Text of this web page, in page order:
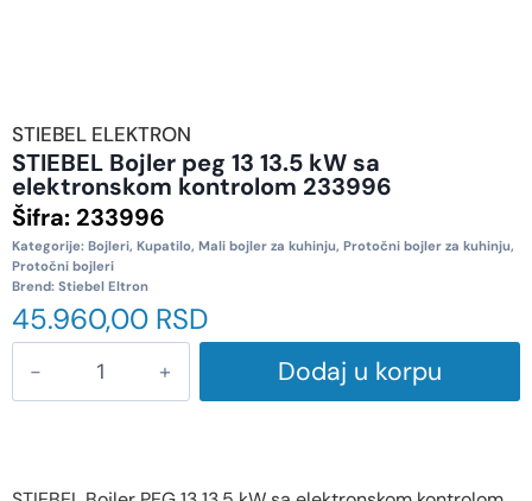
STIEBEL ELEKTRON
STIEBEL Bojler peg 13 13.5 kW sa
elektronskom kontrolom 233996
Šifra: 233996
Kategorije: Bojleri, Kupatilo, Mali bojler za kuhinju, Protočni bojler za kuhinju,
Protočni bojleri
Brend: Stiebel Eltron
45.960,00 RSD
Dodaj u korpu